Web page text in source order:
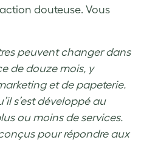
douteuse. Vous
peuvent changer dans
de douze mois, y
et de papeterie.
s’est développé au
ou moins de services.
pour répondre aux